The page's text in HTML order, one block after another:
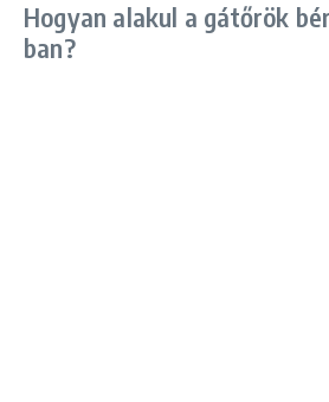
Hogyan alakul a gátőrök
ban?